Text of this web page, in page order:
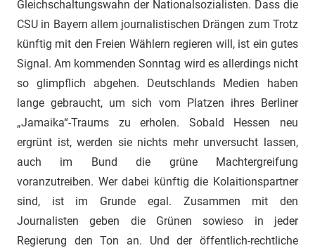
Gleichschaltungswahn der Nationalsozialisten. Dass die
CSU in Bayern allem journalistischen Drängen zum Trotz
künftig mit den Freien Wählern regieren will, ist ein gutes
Signal. Am kommenden Sonntag wird es allerdings nicht
so glimpflich abgehen. Deutschlands Medien haben
lange gebraucht, um sich vom Platzen ihres Berliner
„Jamaika“-Traums zu erholen. Sobald Hessen neu
ergrünt ist, werden sie nichts mehr unversucht lassen,
auch im Bund die grüne Machtergreifung
voranzutreiben. Wer dabei künftig die Kolaitionspartner
sind, ist im Grunde egal. Zusammen mit den
Journalisten geben die Grünen sowieso in jeder
Regierung den Ton an. Und der öffentlich-rechtliche